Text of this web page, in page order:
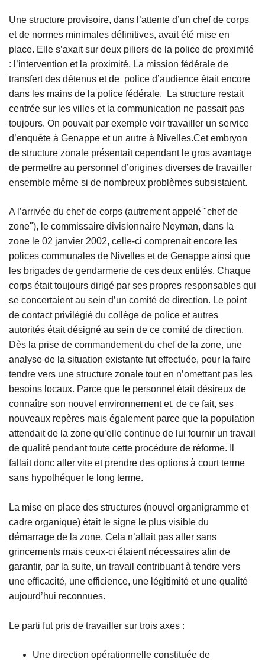
Une structure provisoire, dans l’attente d’un chef de corps
et de normes minimales définitives, avait été mise en
place. Elle s’axait sur deux piliers de la police de proximité
: l’intervention et la proximité. La mission fédérale de
transfert des détenus et de police d’audience était encore
dans les mains de la police fédérale. La structure restait
centrée sur les villes et la communication ne passait pas
toujours. On pouvait par exemple voir travailler un service
d’enquête à Genappe et un autre à Nivelles.Cet embryon
de structure zonale présentait cependant le gros avantage
de permettre au personnel d’origines diverses de travailler
ensemble même si de nombreux problèmes subsistaient.
A l’arrivée du chef de corps (autrement appelé "chef de
zone"), le commissaire divisionnaire Neyman, dans la
zone le 02 janvier 2002, celle-ci comprenait encore les
polices communales de Nivelles et de Genappe ainsi que
les brigades de gendarmerie de ces deux entités. Chaque
corps était toujours dirigé par ses propres responsables qui
se concertaient au sein d’un comité de direction. Le point
de contact privilégié du collège de police et autres
autorités était désigné au sein de ce comité de direction.
Dès la prise de commandement du chef de la zone, une
analyse de la situation existante fut effectuée, pour la faire
tendre vers une structure zonale tout en n’omettant pas les
besoins locaux. Parce que le personnel était désireux de
connaître son nouvel environnement et, de ce fait, ses
nouveaux repères mais également parce que la population
attendait de la zone qu’elle continue de lui fournir un travail
de qualité pendant toute cette procédure de réforme. Il
fallait donc aller vite et prendre des options à court terme
sans hypothéquer le long terme.
La mise en place des structures (nouvel organigramme et
cadre organique) était le signe le plus visible du
démarrage de la zone. Cela n’allait pas aller sans
grincements mais ceux-ci étaient nécessaires afin de
garantir, par la suite, un travail contribuant à tendre vers
une efficacité, une efficience, une légitimité et une qualité
aujourd’hui reconnues.
Le parti fut pris de travailler sur trois axes :
Une direction opérationnelle constituée de